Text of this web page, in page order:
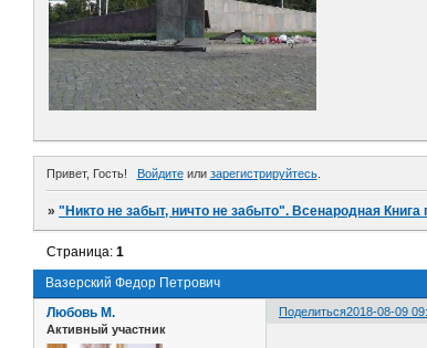
Привет, Гость! Войдитеили зарегистрируйтесь.
»"Никто не забыт, ничто не забыто". Всенародная Книга
Вазерский Федор Петрович
Страница:1
Поделиться2018-08-09
Любовь М.
Активный участник